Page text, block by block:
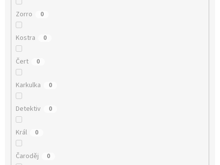
Zorro 0
Kostra 0
Čert 0
Karkulka 0
Detektiv 0
Král 0
Čaroděj 0